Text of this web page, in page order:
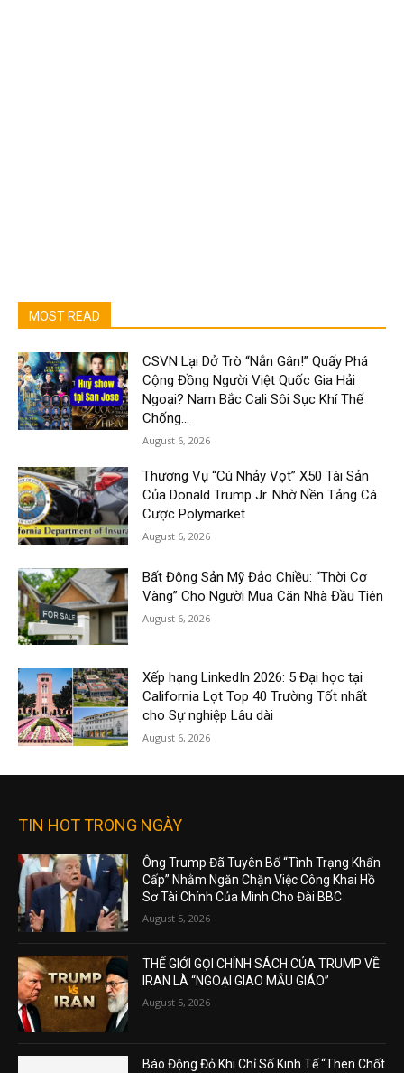
MOST READ
CSVN Lại Dở Trò “Nắn Gân!” Quấy Phá
Cộng Đồng Người Việt Quốc Gia Hải
Ngoại? Nam Bắc Cali Sôi Sục Khí Thế
Chống...
August 6, 2026
Thương Vụ “Cú Nhảy Vọt” X50 Tài Sản
Của Donald Trump Jr. Nhờ Nền Tảng Cá
Cược Polymarket
August 6, 2026
Bất Động Sản Mỹ Đảo Chiều: “Thời Cơ
Vàng” Cho Người Mua Căn Nhà Đầu Tiên
August 6, 2026
Xếp hạng LinkedIn 2026: 5 Đại học tại
California Lọt Top 40 Trường Tốt nhất
cho Sự nghiệp Lâu dài
August 6, 2026
TIN HOT TRONG NGÀY
Ông Trump Đã Tuyên Bố “Tình Trạng Khẩn
Cấp” Nhằm Ngăn Chặn Việc Công Khai Hồ
Sơ Tài Chính Của Mình Cho Đài BBC
August 5, 2026
THẾ GIỚI GỌI CHÍNH SÁCH CỦA TRUMP VỀ
IRAN LÀ “NGOẠI GIAO MẪU GIÁO”
August 5, 2026
Báo Động Đỏ Khi Chỉ Số Kinh Tế “Then Chốt